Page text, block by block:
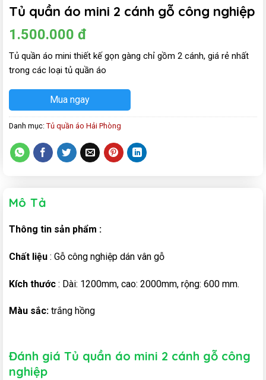
Tủ quần áo mini 2 cánh gỗ công nghiệp
1.500.000 đ
Tủ quần áo mini thiết kế gọn gàng chỉ gồm 2 cánh, giá rẻ nhất
trong các loại tủ quần áo
Mua ngay
Danh mục: Tủ quần áo Hải Phòng
Mô Tả
Thông tin sản phẩm :
Chất liệu : Gỗ công nghiệp dán vân gỗ
Kích thước : Dài: 1200mm, cao: 2000mm, rộng: 600 mm.
Màu sắc: trắng hồng
Đánh giá Tủ quần áo mini 2 cánh gỗ công
nghiệp